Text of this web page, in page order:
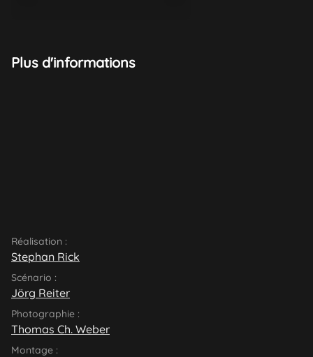
Plus d'informations
Réalisation :
Stephan Rick
Scénario :
Jörg Reiter
Photographie :
Thomas Ch. Weber
Montage :